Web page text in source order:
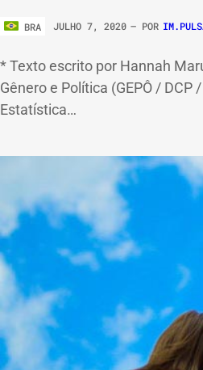
BRA JULHO 7, 2020 – POR
* Texto escrito por Hannah
Gênero e Política (GEPÔ /
Estatística…